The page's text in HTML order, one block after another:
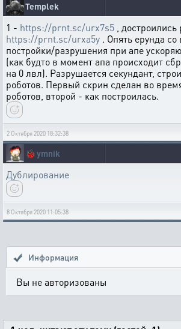
Templek
1 - https://prnt.sc/urx7s5 ,
https://prnt.sc/urxa5y . Опять ерунда
постройки/разрушения при апе
(как будто в момент апа происходит
на 0 лвл). Разрушается секундант,
роботов. Первый скрин сделан во
роботов, второй - как построилась.
2 Октября 2020 18:32:38
🐞 ymnik
Дублирование
8 Октября 2020 11:05:38
Информация
Вы не авторизованы